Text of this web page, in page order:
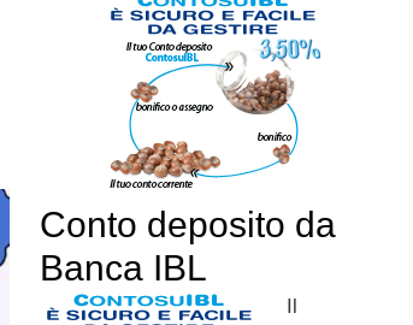
Conto deposito da
Banca IBL
Il